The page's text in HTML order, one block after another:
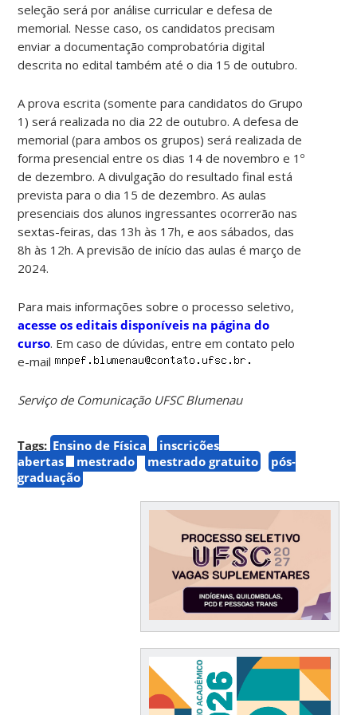
seleção será por análise curricular e defesa de
memorial. Nesse caso, os candidatos precisam
enviar a documentação comprobatória digital
descrita no edital também até o dia 15 de outubro.
A prova escrita (somente para candidatos do Grupo
1) será realizada no dia 22 de outubro. A defesa de
memorial (para ambos os grupos) será realizada de
forma presencial entre os dias 14 de novembro e 1º
de dezembro. A divulgação do resultado final está
prevista para o dia 15 de dezembro. As aulas
presenciais dos alunos ingressantes ocorrerão nas
sextas-feiras, das 13h às 17h, e aos sábados, das
8h às 12h. A previsão de início das aulas é março de
2024.
Para mais informações sobre o processo seletivo,
acesse os editais disponíveis na página do
curso. Em caso de dúvidas, entre em contato pelo
e-mail
Serviço de Comunicação UFSC Blumenau
Tags: Ensino de Física
inscrições
abertas
mestrado mestrado gratuito
pós-
graduação